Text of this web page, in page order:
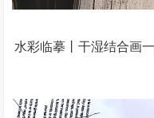
水彩临摹丨干湿结合画